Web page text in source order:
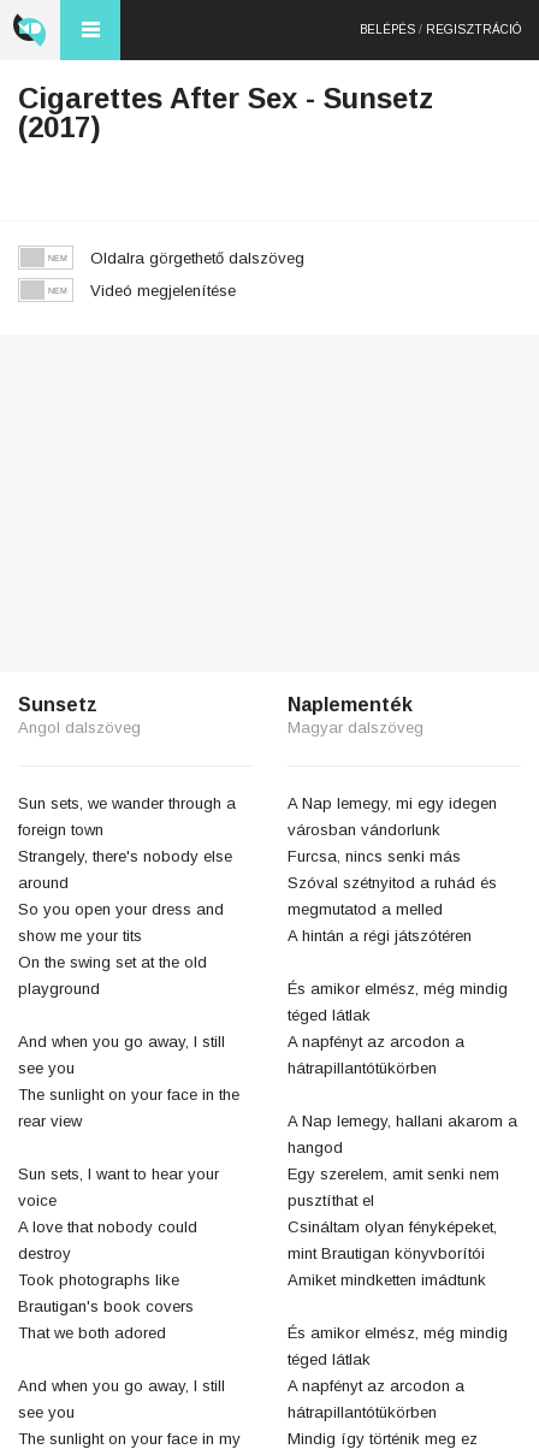
BELÉPÉS / REGISZTRÁCIÓ
Cigarettes After Sex - Sunsetz
(2017)
Oldalra görgethető dalszöveg
Videó megjelenítése
Sunsetz
Angol dalszöveg
Sun sets, we wander through a
foreign town
Strangely, there's nobody else
around
So you open your dress and
show me your tits
On the swing set at the old
playground
And when you go away, I still
see you
The sunlight on your face in the
rear view
Sun sets, I want to hear your
voice
A love that nobody could
destroy
Took photographs like
Brautigan's book covers
That we both adored
And when you go away, I still
see you
The sunlight on your face in my
Naplementék
Magyar dalszöveg
A Nap lemegy, mi egy idegen
városban vándorlunk
Furcsa, nincs senki más
Szóval szétnyitod a ruhád és
megmutatod a melled
A hintán a régi játszótéren
És amikor elmész, még mindig
téged látlak
A napfényt az arcodon a
hátrapillantótükörben
A Nap lemegy, hallani akarom a
hangod
Egy szerelem, amit senki nem
pusztíthat el
Csináltam olyan fényképeket,
mint Brautigan könyvborítói
Amiket mindketten imádtunk
És amikor elmész, még mindig
téged látlak
A napfényt az arcodon a
hátrapillantótükörben
Mindig így történik meg ez